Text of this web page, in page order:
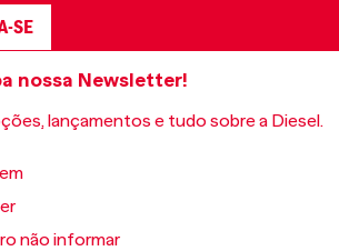
SE
nossa Newsletter!
lançamentos e tudo sobre a Diesel.
não informar